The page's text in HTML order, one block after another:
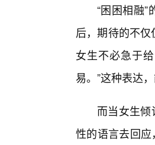
“困困相融”
后，期待的不
女生不必急于
易。”这种表达
而当女生
性的语言去回